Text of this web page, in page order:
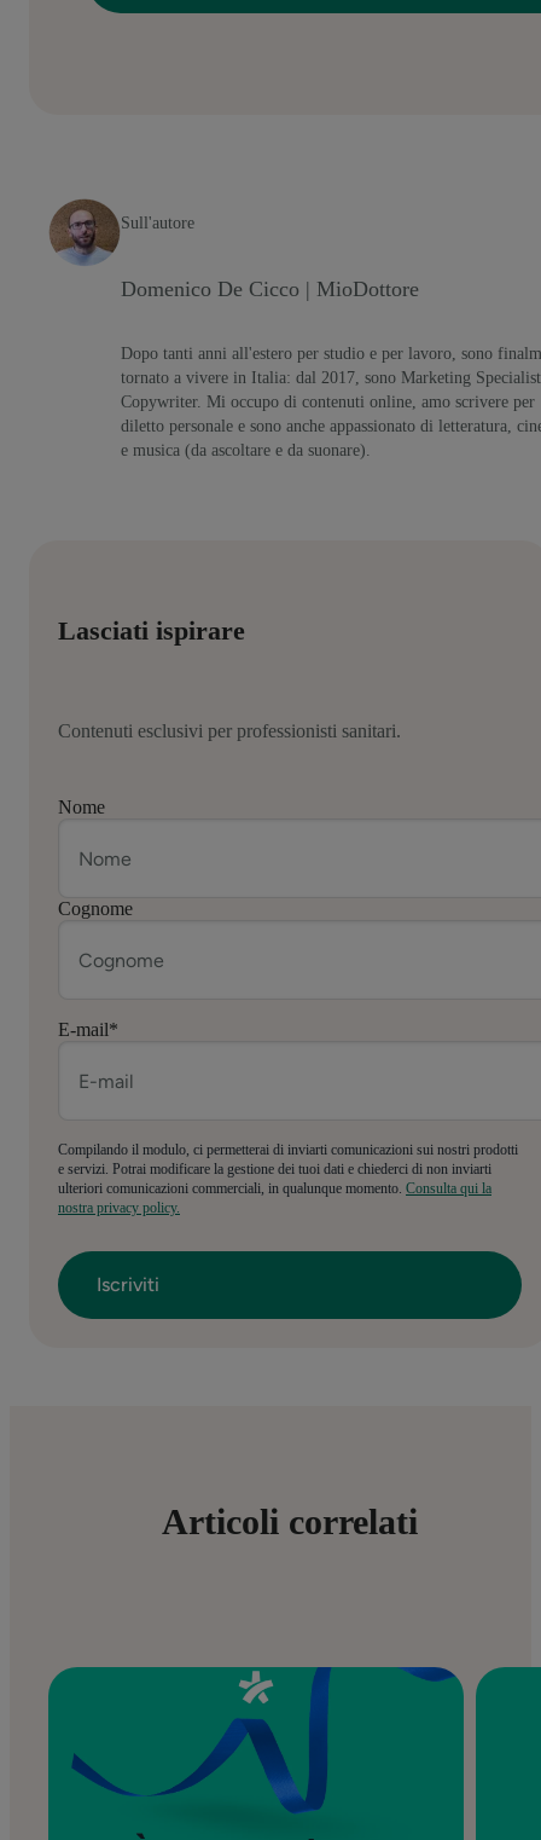
Sull'autore
Domenico De Cicco | MioDottore
Dopo tanti anni all'estero per studio e per lavoro, sono
tornato a vivere in Italia: dal 2017, sono Marketing
Copywriter. Mi occupo di contenuti online, amo scrivere per
diletto personale e sono anche appassionato di letteratura,
e musica (da ascoltare e da suonare).
Lasciati ispirare
Contenuti esclusivi per professionisti sanitari.
Nome
Cognome
E-mail*
Compilando il modulo, ci permetterai di inviarti comunicazioni sui nostri prodotti
e servizi. Potrai modificare la gestione dei tuoi dati e chiederci di non inviarti
ulteriori comunicazioni commerciali, in qualunque momento. Consulta qui la
nostra privacy policy.
Articoli correlati